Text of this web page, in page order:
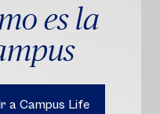
es la
a Campus Life